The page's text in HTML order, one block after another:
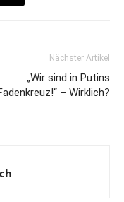
Nächster Artikel
„Wir sind in Putins
– Wirklich?